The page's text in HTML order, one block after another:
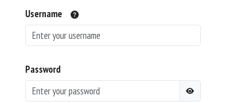
Username
Password